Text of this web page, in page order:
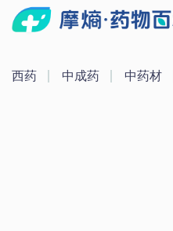
西药 中成药 中药材